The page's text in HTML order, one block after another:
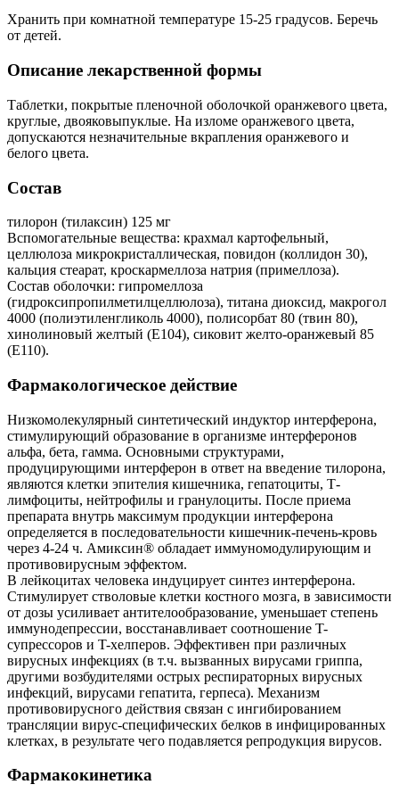
Хранить при комнатной температуре 15-25 градусов. Беречь
от детей.
Описание лекарственной формы
Таблетки, покрытые пленочной оболочкой оранжевого цвета,
круглые, двояковыпуклые. На изломе оранжевого цвета,
допускаются незначительные вкрапления оранжевого и
белого цвета.
Состав
тилорон (тилаксин) 125 мг
Вспомогательные вещества: крахмал картофельный,
целлюлоза микрокристаллическая, повидон (коллидон 30),
кальция стеарат, кроскармеллоза натрия (примеллоза).
Состав оболочки: гипромеллоза
(гидроксипропилметилцеллюлоза), титана диоксид, макрогол
4000 (полиэтиленгликоль 4000), полисорбат 80 (твин 80),
хинолиновый желтый (Е104), сиковит желто-оранжевый 85
(Е110).
Фармакологическое действие
Низкомолекулярный синтетический индуктор интерферона,
стимулирующий образование в организме интерферонов
альфа, бета, гамма. Основными структурами,
продуцирующими интерферон в ответ на введение тилорона,
являются клетки эпителия кишечника, гепатоциты, Т-
лимфоциты, нейтрофилы и гранулоциты. После приема
препарата внутрь максимум продукции интерферона
определяется в последовательности кишечник-печень-кровь
через 4-24 ч. Амиксин® обладает иммуномодулирующим и
противовирусным эффектом.
В лейкоцитах человека индуцирует синтез интерферона.
Стимулирует стволовые клетки костного мозга, в зависимости
от дозы усиливает антителообразование, уменьшает степень
иммунодепрессии, восстанавливает соотношение T-
супрессоров и T-хелперов. Эффективен при различных
вирусных инфекциях (в т.ч. вызванных вирусами гриппа,
другими возбудителями острых респираторных вирусных
инфекций, вирусами гепатита, герпеса). Механизм
противовирусного действия связан с ингибированием
трансляции вирус-специфических белков в инфицированных
клетках, в результате чего подавляется репродукция вирусов.
Фармакокинетика